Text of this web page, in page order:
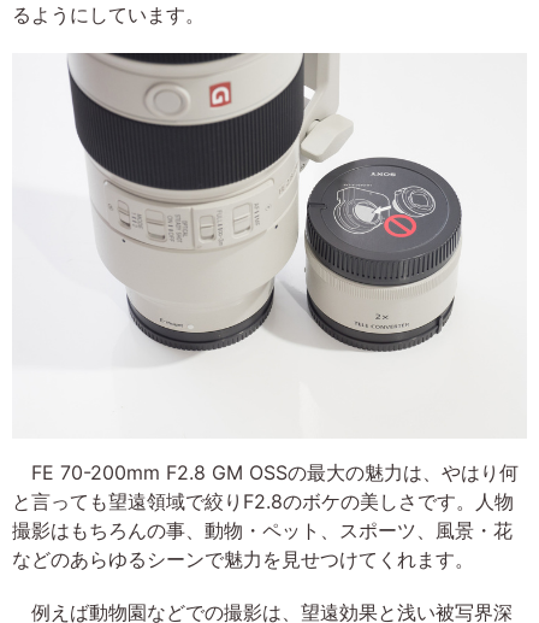
るようにしています。
FE 70-200mm F2.8 GM OSSの最大の魅力は、やはり何
と言っても望遠領域で絞りF2.8のボケの美しさです。人物
撮影はもちろんの事、動物・ペット、スポーツ、風景・花
などのあらゆるシーンで魅力を見せつけてくれます。
例えば動物園などでの撮影は、望遠効果と浅い被写界深